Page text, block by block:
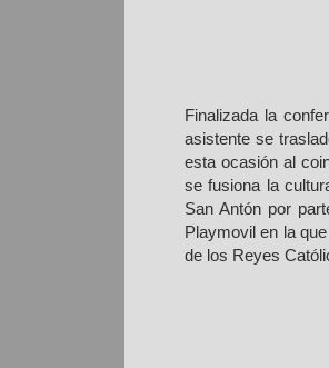
Finalizada la
asistente se
esta ocasión al
se fusiona la
San Antón por
Playmovil en la
de los Reyes